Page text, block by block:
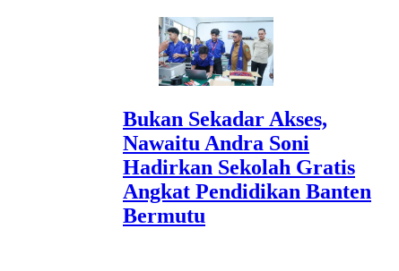
Bukan Sekadar Akses,
Nawaitu Andra Soni
Hadirkan Sekolah Gratis
Angkat Pendidikan Banten
Bermutu